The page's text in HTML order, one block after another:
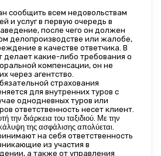
сообщить всем недовольствам
и услуг в первую очередь в
после чего он должен
делопроизводстве или жалобе,
в качестве ответчика. В
делает какие-либо требования о
компенсации, он не
через агентство.
страхования
для внутренних туров с
однодневных туров или
ответственность несет клиент.
διάρκεια του ταξιδιού. Με την
της ασφάλισης απολύεται.
на себя ответственность
из участия в
а также от управления